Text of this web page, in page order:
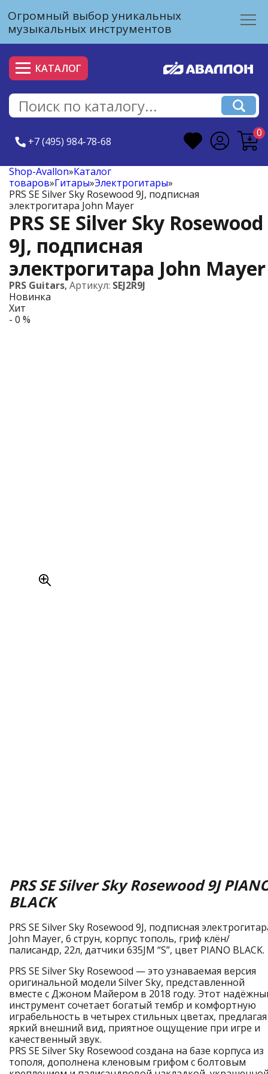
Огромный выбор уникальных
музыкальных инструментов
КАТАЛОГ
+7 (495) 984-78-68
0
Shop-Avallon»Каталог
товаров»Гитары»Электрогитары»
PRS SE Silver Sky Rosewood 9J, подписная
электрогитара John Mayer
PRS SE Silver Sky Rosewood
9J, подписная
электрогитара John Mayer
PRS Guitars,Артикул: SEJ2R9J
Новинка
Хит
- 0 %
PRS SE Silver Sky Rosewood 9J
BLACK
PRS SE Silver Sky Rosewood 9J, подписная
John Mayer, 6 струн, корпус тополь, гриф клён/
палисандр, 22л, датчики 635JM “S”, цвет PIANO BLACK.
PRS SE Silver Sky Rosewood — это узнаваемая версия
оригинальной модели Silver Sky, представленной
вместе с Джоном Майером в 2018 году. Этот
инструмент сочетает богатый тембр и комфортную
играбельность в четырех стильных цветах, предлагая
яркий внешний вид, приятное ощущение при игре и
качественный звук.
PRS SE Silver Sky Rosewood создана на базе корпуса из
тополя, дополнена кленовым грифом с болтовым